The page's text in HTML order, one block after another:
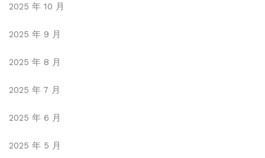
2025 年 10 月
2025 年 9 月
2025 年 8 月
2025 年 7 月
2025 年 6 月
2025 年 5 月